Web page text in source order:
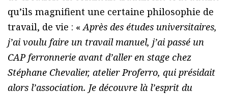
qu’ils magnifient une certaine philosophie de
travail, de vie : «Après des études universitaires,
j’ai voulu faire un travail manuel, j’ai passé un
CAP ferronnerie avant d’aller en stage chez
Stéphane Chevalier, atelier Proferro, qui présidait
alors l’association. Je découvre là l’esprit du